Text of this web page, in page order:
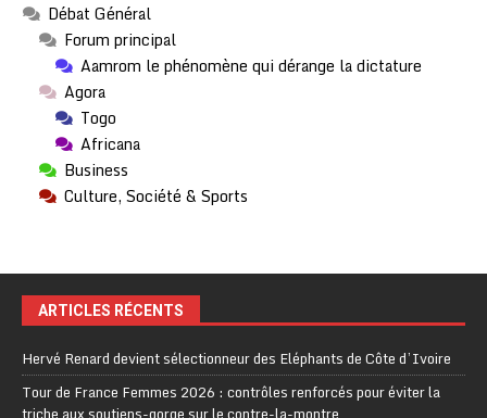
Débat Général
Forum principal
Aamrom le phénomène qui dérange la dictature
Agora
Togo
Africana
Business
Culture, Société & Sports
ARTICLES RÉCENTS
Hervé Renard devient sélectionneur des Eléphants de Côte d’Ivoire
Tour de France Femmes 2026 : contrôles renforcés pour éviter la